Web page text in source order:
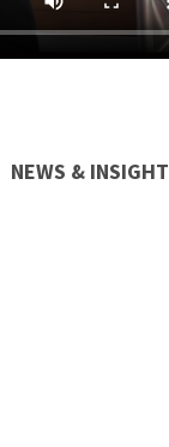
NEWS & INSIGHT